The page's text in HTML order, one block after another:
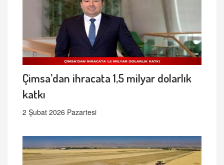
Çimsa’dan ihracata 1,5 milyar dolarlık
katkı
2 Şubat 2026 Pazartesi